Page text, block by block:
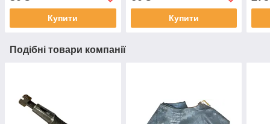
Купити Купити
Подібні товари компанії